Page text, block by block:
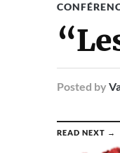
Posted by
READ NEXT →